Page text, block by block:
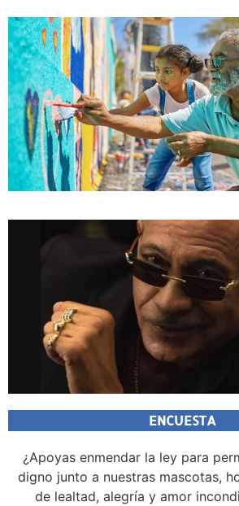
ENCUESTA
¿Apoyas enmendar la ley para
digno junto a nuestras mascotas,
de lealtad, alegría y amor